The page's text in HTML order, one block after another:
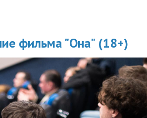
фильма "Она" (18+)